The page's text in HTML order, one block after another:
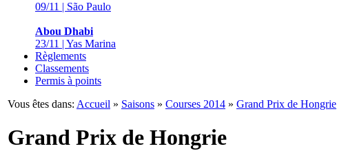
09/11 | São Paulo
Abou Dhabi
23/11 | Yas Marina
Règlements
Classements
Permis à points
Vous êtes dans: Accueil » Saisons » Courses 2014 » Grand Prix de Hongrie
Grand Prix de Hongrie